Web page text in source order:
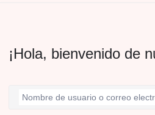
¡Hola, bienvenido de